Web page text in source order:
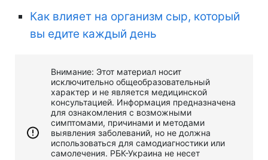
Как влияет на организм сыр, который
вы едите каждый день
Внимание: Этот материал носит
исключительно общеобразовательный
характер и не является медицинской
консультацией. Информация предназначена
для ознакомления с возможными
симптомами, причинами и методами
выявления заболеваний, но не должна
использоваться для самодиагностики или
самолечения. РБК-Украина не несет